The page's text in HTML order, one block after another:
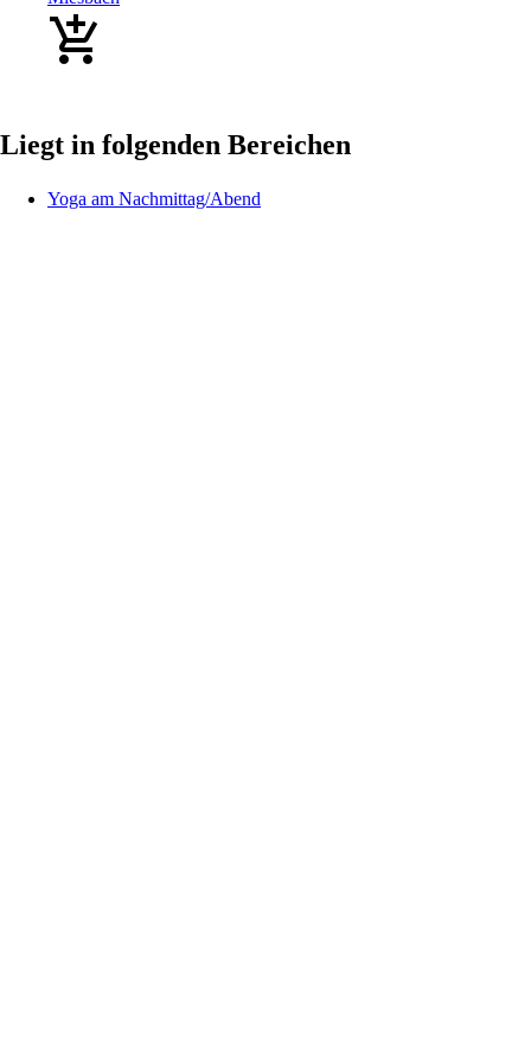
Liegt in folgenden Bereichen
Yoga am Nachmittag/Abend